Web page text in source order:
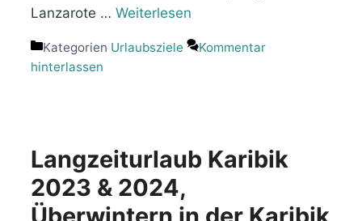
Lanzarote … Weiterlesen
Kategorien Urlaubsziele
Kommentar
hinterlassen
Langzeiturlaub Karibik
2023 & 2024,